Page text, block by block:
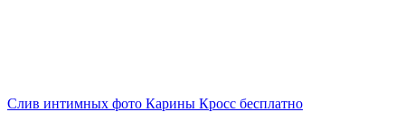
Слив интимных фото Карины Кросс бесплатно